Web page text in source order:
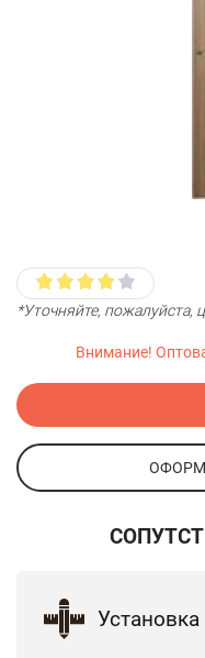
*Уточняйте,
Внимание!